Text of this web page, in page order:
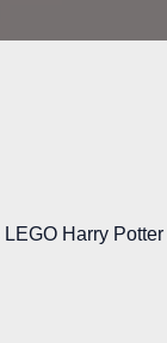
Harry Potter